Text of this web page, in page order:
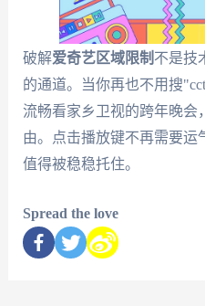
破解爱奇艺区域限制 不是技
的通道。当你再也不用搜
流畅看家乡卫视的跨年晚会
由。点击播放键不再需要运
值得被稳稳托住。
Spread the love